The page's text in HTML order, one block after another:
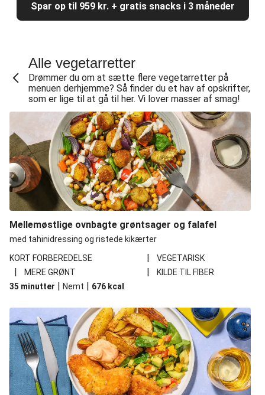
Spar op til 959 kr. + gratis snacks i 3 måneder
Alle vegetarretter
Drømmer du om at sætte flere vegetarretter på
menuen derhjemme? Så finder du et hav af opskrifter,
som er lige til at gå til her. Vi lover masser af smag!
Mellemøstlige ovnbagte grøntsager og falafel
med tahinidressing og ristede kikærter
KORT FORBEREDELSE
| VEGETARISK
| MERE GRØNT |
KILDE TIL FIBER
35 minutter | Nemt | 676 kcal